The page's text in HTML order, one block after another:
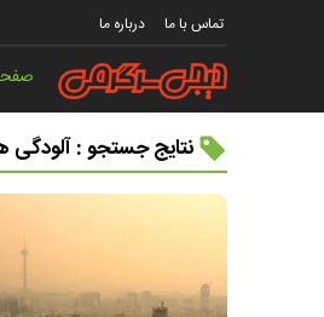
تماس با ما درباره ما
نتایج جستجو : آلودگی